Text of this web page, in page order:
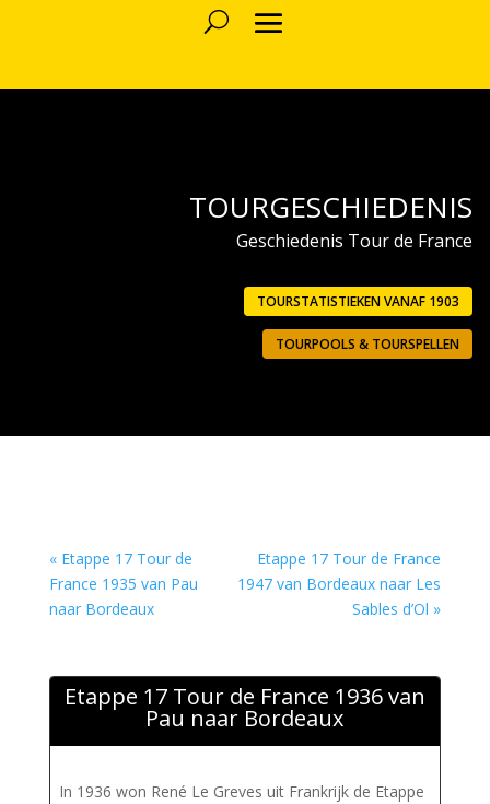
TOURGESCHIEDENIS
Geschiedenis Tour de France
TOURSTATISTIEKEN VANAF 1903
TOURPOOLS & TOURSPELLEN
« Etappe 17 Tour de
France 1935 van Pau
naar Bordeaux
Etappe 17 Tour de France
1947 van Bordeaux naar Les
Sables d’Ol »
Etappe 17 Tour de France 1936 van
Pau naar Bordeaux
In 1936 won René Le Greves uit Frankrijk de Etappe